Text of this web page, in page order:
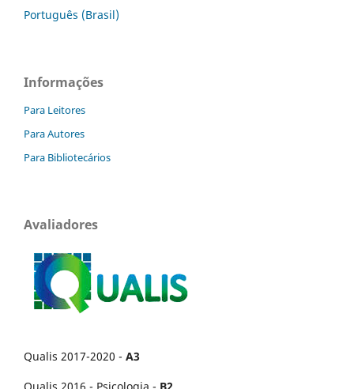
Português (Brasil)
Informações
Para Leitores
Para Autores
Para Bibliotecários
Avaliadores
Qualis 2017-2020 - A3